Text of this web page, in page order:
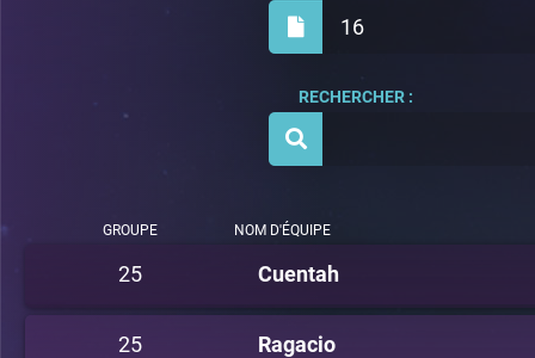
16
RECHERCHER :
GROUPE NOM D'ÉQUIPE
25 Cuentah
25 Ragacio